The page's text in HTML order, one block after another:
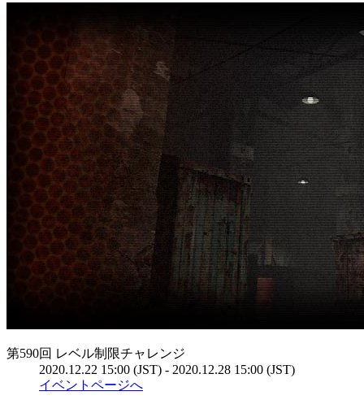
第590回 レベル制限チャレンジ
2020.12.22 15:00 (JST) - 2020.12.28 15:00 (JST)
イベントページへ